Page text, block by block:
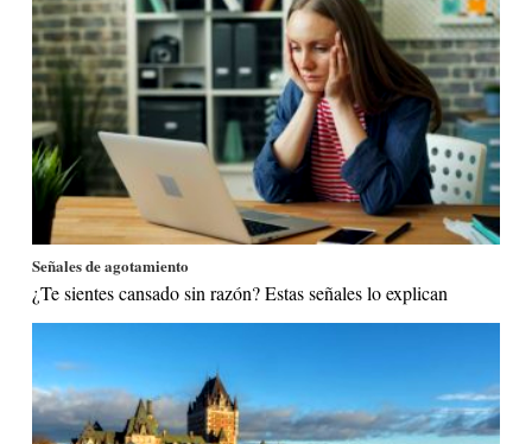
Señales de agotamiento
¿Te sientes cansado sin razón? Estas señales lo explican